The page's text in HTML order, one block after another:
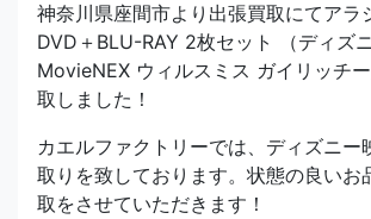
神奈川県座間市より出張買取にてアラ
DVD＋BLU-RAY 2枚セット （ディズ
MovieNEX ウィルスミス ガイリッチ
取しました！
カエルファクトリーでは、ディズニー
取りを致しております。状態の良いお
取をさせていただきます！